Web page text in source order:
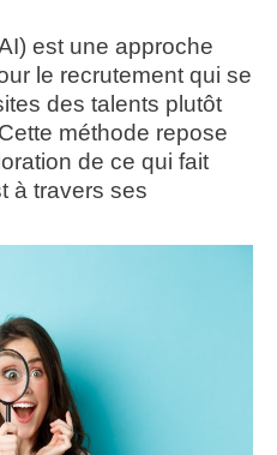
est une approche
le recrutement qui se
des talents plutôt
méthode repose
de ce qui fait
à travers ses